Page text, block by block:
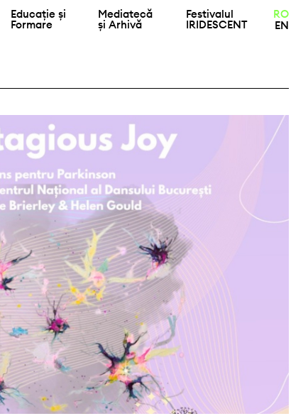
Educație și
Formare
Mediatecă
și Arhivă
Festivalul
IRIDESCENT
RO
EN